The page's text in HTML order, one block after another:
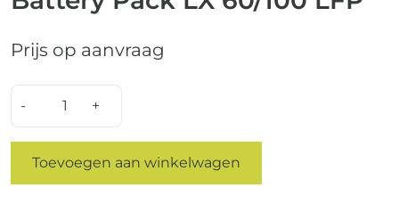
Prijs op aanvraag
Toevoegen aan winkelwagen